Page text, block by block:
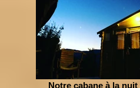
Notre cabane à la nuit